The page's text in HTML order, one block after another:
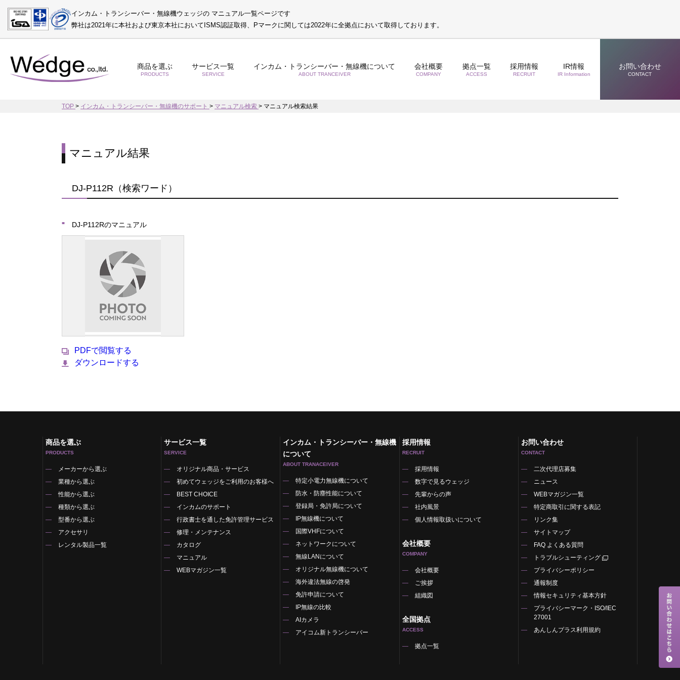
インカム・トランシーバー・無線機ウェッジの マニュアル一覧ページです
弊社は2021年に本社および東京本社においてISMS認証取得、Pマークに関しては2022年に全拠点において取得しております。
商品を選ぶ
PRODUCTS
サービス一覧
SERVICE
インカム・トランシーバー・無線機について
ABOUT TRANCEIVER
会社概要
COMPANY
拠点一覧
ACCESS
採用情報
RECRUIT
IR情報
IR Information
お問い合わせ
CONTACT
TOP > インカム・トランシーバー・無線機のサポート > マニュアル検索 > マニュアル検索結果
マニュアル結果
DJ-P112R（検索ワード）
DJ-P112Rのマニュアル
PDFで閲覧する
ダウンロードする
商品を選ぶ
PRODUCTS
メーカーから選ぶ
業種から選ぶ
性能から選ぶ
種類から選ぶ
型番から選ぶ
アクセサリ
レンタル製品一覧
サービス一覧
SERVICE
オリジナル商品・サービス
初めてウェッジをご利用のお客様へ
BEST CHOICE
インカムのサポート
行政書士を通した免許管理サービス
修理・メンテナンス
カタログ
マニュアル
WEBマガジン一覧
インカム・トランシーバー・無線機
について
ABOUT TRANACEIVER
特定小電力無線機について
防水・防塵性能について
登録局・免許局について
IP無線機について
国際VHFについて
ネットワークについて
無線LANについて
オリジナル無線機について
海外違法無線の啓発
免許申請について
IP無線の比較
AIカメラ
アイコム新トランシーバー
採用情報
RECRUIT
採用情報
数字で見るウェッジ
先輩からの声
社内風景
個人情報取扱いについて
会社概要
COMPANY
会社概要
ご挨拶
組織図
全国拠点
ACCESS
拠点一覧
お問い合わせ
CONTACT
二次代理店募集
ニュース
WEBマガジン一覧
特定商取引に関する表記
リンク集
サイトマップ
FAQ よくある質問
トラブルシューティング
プライバシーポリシー
通報制度
情報セキュリティ基本方針
プライバシーマーク・ISO/IEC
27001
あんしんプラス利用規約